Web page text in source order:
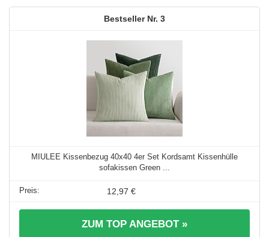
3
MIULEE Kissenbezug 40x40 4er Set Kordsamt Kissenhülle
sofakissen Green ...
12,97 €
ZUM TOP ANGEBOT »